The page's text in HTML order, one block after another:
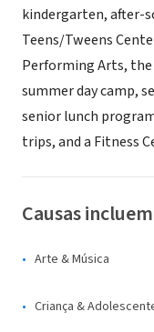
kindergarten, after-
Teens/Tweens
Performing Arts, the
summer day camp,
senior lunch
trips, and a Fitness
Causas
Arte & Música
Criança &